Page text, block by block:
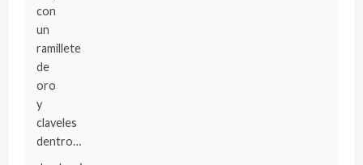
con
un
ramillete
de
oro
y
claveles
dentro…